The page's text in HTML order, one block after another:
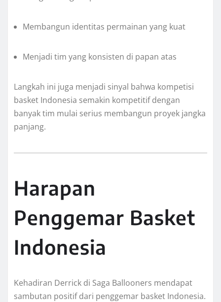
Membangun identitas permainan yang kuat
Menjadi tim yang konsisten di papan atas
Langkah ini juga menjadi sinyal bahwa kompetisi
basket Indonesia semakin kompetitif dengan
banyak tim mulai serius membangun proyek jangka
panjang.
Harapan
Penggemar Basket
Indonesia
Kehadiran Derrick di Saga Ballooners mendapat
sambutan positif dari penggemar basket Indonesia.